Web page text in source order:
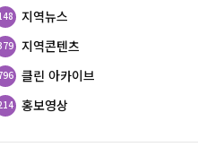
지역뉴스
지역콘텐츠
클린 아카이브
홍보영상